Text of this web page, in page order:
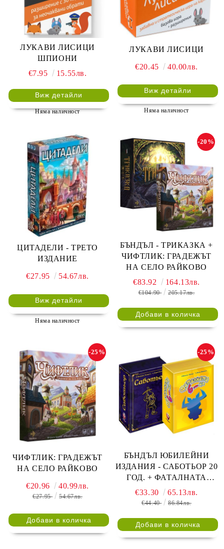
ЛУКАВИ ЛИСИЦИ
ШПИОНИ
€7.95
15.55лв.
Виж детайли
Няма наличност
ЛУКАВИ ЛИСИЦИ
€20.45 40.00лв.
Виж детайли
Няма наличност
ЦИТАДЕЛИ - ТРЕТО
ИЗДАНИЕ
€27.95 54.67лв.
Виж детайли
Няма наличност
БЪНДЪЛ - ТРИКАЗКА +
ЧИФТЛИК: ГРАДЕЖЪТ
НА СЕЛО РАЙКОВО
-20%
€83.92 164.13лв.
€104.90 205.17лв.
ЧИФТЛИК: ГРАДЕЖЪТ
НА СЕЛО РАЙКОВО
-25%
€20.96 40.99лв.
€27.95 54.67лв.
БЪНДЪЛ ЮБИЛЕЙНИ
ИЗДАНИЯ - САБОТЬОР 20
ГОД. + ФАТАЛНАТА
ШЕСТИЦА 30 ГОД.
-25%
€33.30 65.13лв.
€44.40 86.84лв.